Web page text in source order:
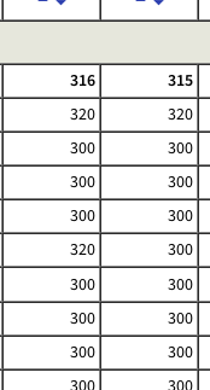
316 315
320 320
300 300
300 300
300 300
320 300
300 300
300 300
300 300